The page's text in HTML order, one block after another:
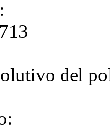
del